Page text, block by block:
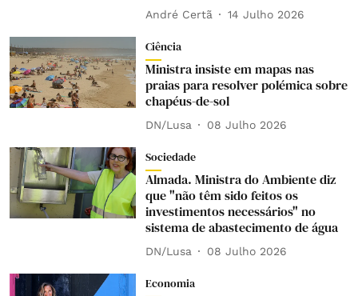
André Certã 14 Julho 2026
Ciência
Ministra insiste em mapas nas
praias para resolver polémica sobre
chapéus-de-sol
DN/Lusa 08 Julho 2026
Sociedade
Almada. Ministra do Ambiente diz
que "não têm sido feitos os
investimentos necessários" no
sistema de abastecimento de água
DN/Lusa 08 Julho 2026
Economia